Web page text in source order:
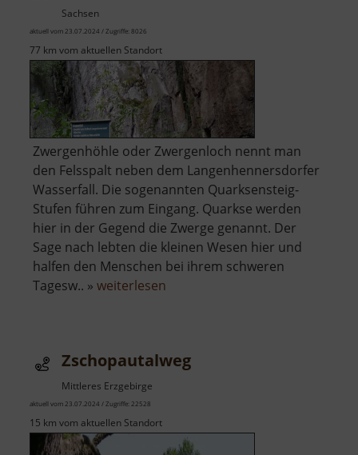
Sachsen
aktuell vom 23.07.2024 / Zugriffe: 8026
77 km vom aktuellen Standort
Zwergenhöhle oder Zwergenloch nennt man
den Felsspalt neben dem Langenhennersdorfer
Wasserfall. Die sogenannten Quarksensteig-
Stufen führen zum Eingang. Quarkse werden
hier in der Gegend die Zwerge genannt. Der
Sage nach lebten die kleinen Wesen hier und
halfen den Menschen bei ihrem schweren
Tagesw.. » weiterlesen
Zschopautalweg
Mittleres Erzgebirge
aktuell vom 23.07.2024 / Zugriffe: 22528
15 km vom aktuellen Standort